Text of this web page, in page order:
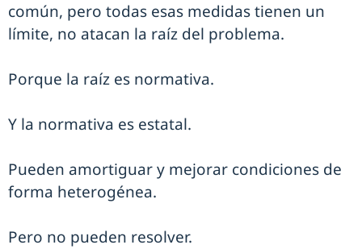
común, pero todas esas medidas tienen un
límite, no atacan la raíz del problema.
Porque la raíz es normativa.
Y la normativa es estatal.
Pueden amortiguar y mejorar condiciones de
forma heterogénea.
Pero no pueden resolver.